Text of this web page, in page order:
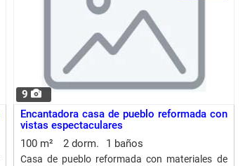
9
Encantadora casa de pueblo reformada con
vistas espectaculares
100 m²
2 dorm. 1 baños
Casa de pueblo reformada con materiales de